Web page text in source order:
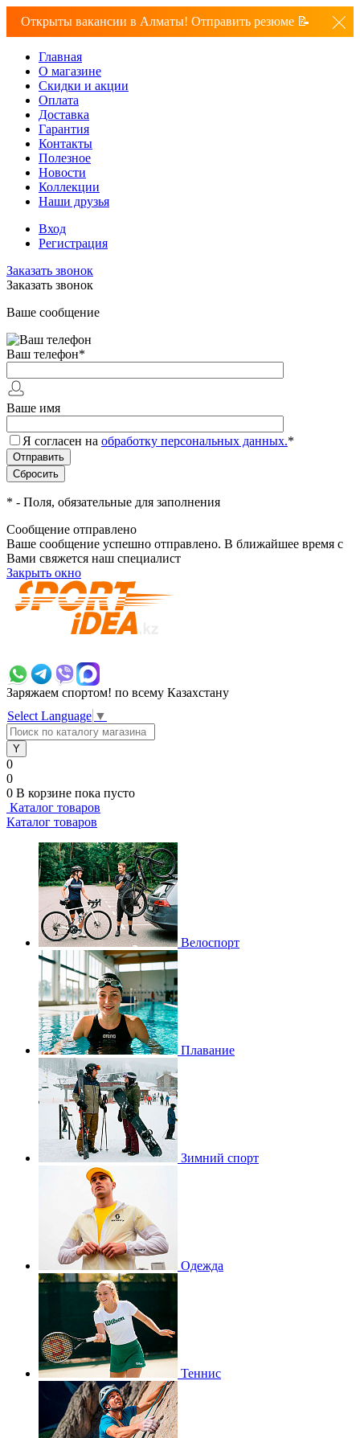
Открыты вакансии в Алматы! Отправить резюме 📝
Главная
О магазине
Скидки и акции
Оплата
Доставка
Гарантия
Контакты
Полезное
Новости
Коллекции
Наши друзья
Вход
Регистрация
Заказать звонок
Заказать звонок
Ваше сообщение
Ваш телефон*
Ваше имя
Я согласен на обработку персональных данных.*
* - Поля, обязательные для заполнения
Сообщение отправлено
Ваше сообщение успешно отправлено. В ближайшее время с
Вами свяжется наш специалист
Закрыть окно
Заряжаем спортом! по всему Казахстану
Select Language ▼
0
0
0 В корзине пока пусто
Каталог товаров
Каталог товаров
Велоспорт
Плавание
Зимний спорт
Одежда
Теннис